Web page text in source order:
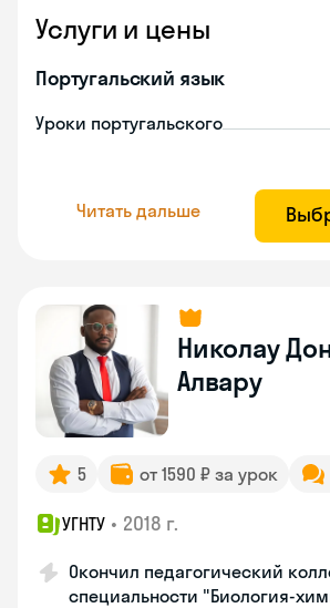
Услуги и цены
Португальский язык
Уроки португальского
Читать дальше
Николау
Алвару
5 от 1590 ₽ за урок
УГНТУ • 2018 г.
Окончил педагогический
специальности "Биология-